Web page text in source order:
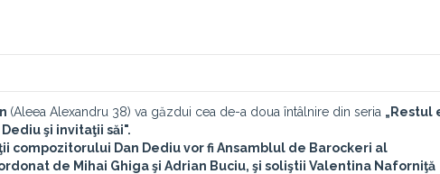
(Aleea Alexandru 38) va găzdui cea de-a doua întâlnire din seria „Restul
şi invitaţii săi".
compozitorului Dan Dediuvor fi Ansamblul de Barockeri al
de Mihai Ghigaşi Adrian Buciu, şi soliştii Valentina Naforniţă